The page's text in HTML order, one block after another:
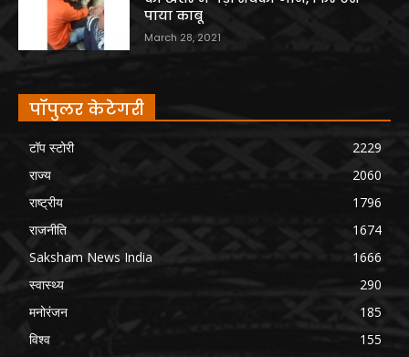
पाया काबू
March 28, 2021
पॉपुलर केटेगरी
टॉप स्टोरी
2229
राज्य
2060
राष्ट्रीय
1796
राजनीति
1674
Saksham News India
1666
स्वास्थ्य
290
मनोरंजन
185
विश्व
155